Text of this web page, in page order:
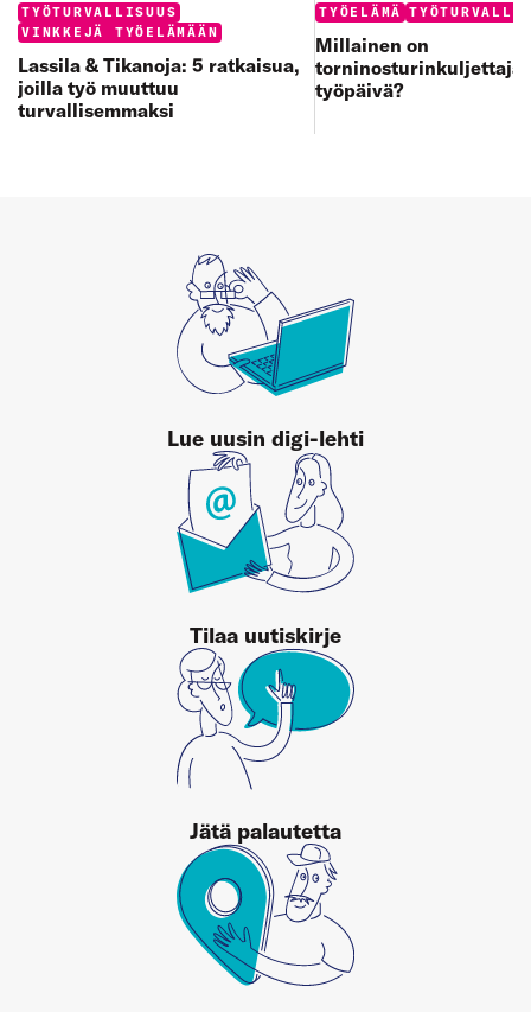
Categories:
TYÖTURVALLISUUS
VINKKEJÄ TYÖELÄMÄÄN
Lassila & Tikanoja: 5 ratkaisua,
joilla työ muuttuu
turvallisemmaksi
Categories:
TYÖELÄMÄ
Millainen on
työpäivä?
Lue uusin digi-lehti
Tilaa uutiskirje
Jätä palautetta